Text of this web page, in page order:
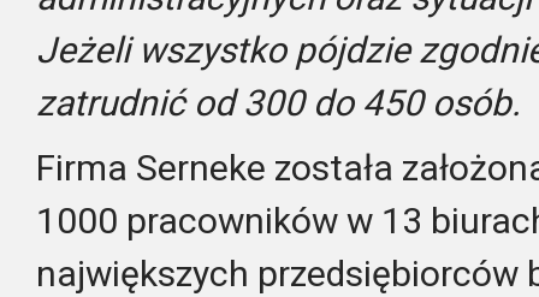
Jeżeli wszystko pójdzie
zatrudnić od 300 do 450 osób.
Firma Serneke została
1000 pracowników w 13
największych przedsiębiorców